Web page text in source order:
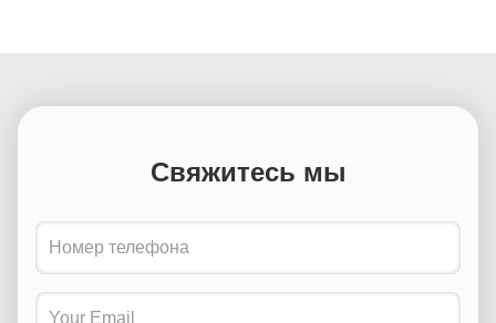
Свяжитесь мы